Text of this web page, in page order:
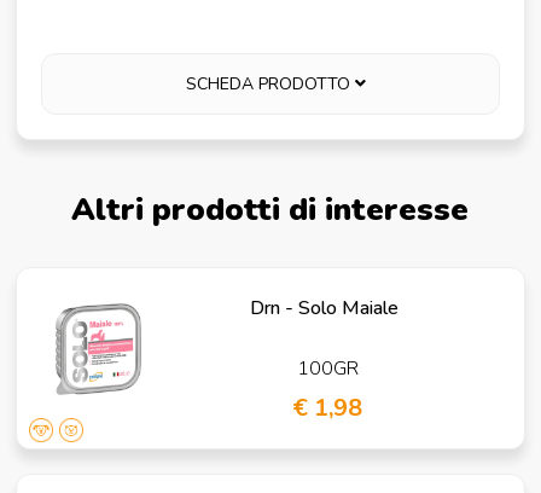
SCHEDA PRODOTTO
Altri prodotti di interesse
Drn - Solo Maiale
100GR
€ 1,98